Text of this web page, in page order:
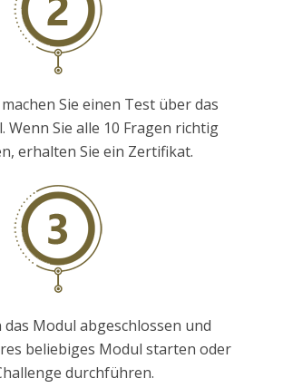
Sie einen Test über das
Wenn Sie alle 10 Fragen richtig
erhalten Sie ein Zertifikat.
das Modul abgeschlossen und
beliebiges Modul starten oder
durchführen.